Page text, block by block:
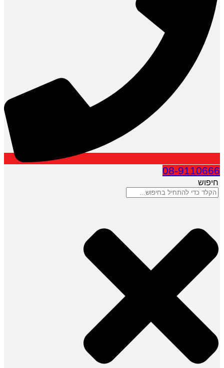
08-9110666
חיפוש